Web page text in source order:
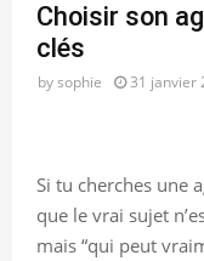
Choisir son
clés
bysophie 31 janvier
Si tu cherches une
que le vrai sujet
mais “qui peut